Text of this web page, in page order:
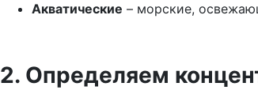
Акватические – морские,
2. Определяем